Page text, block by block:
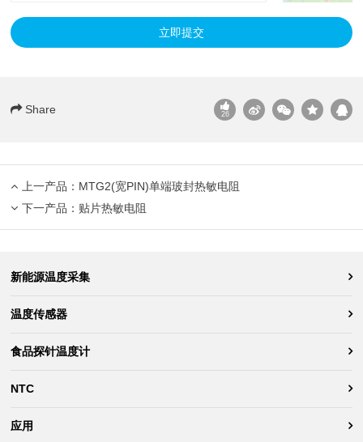
立即提交
Share 26
上一产品： MTG2(宽PIN)单端玻封热敏电阻
下一产品： 贴片热敏电阻
新能源温度采集
温度传感器
食品探针温度计
NTC
应用